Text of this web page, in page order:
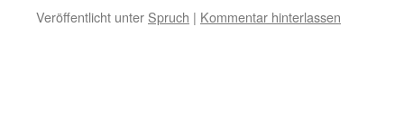
Veröffentlicht unter Spruch | Kommentar hinterlassen